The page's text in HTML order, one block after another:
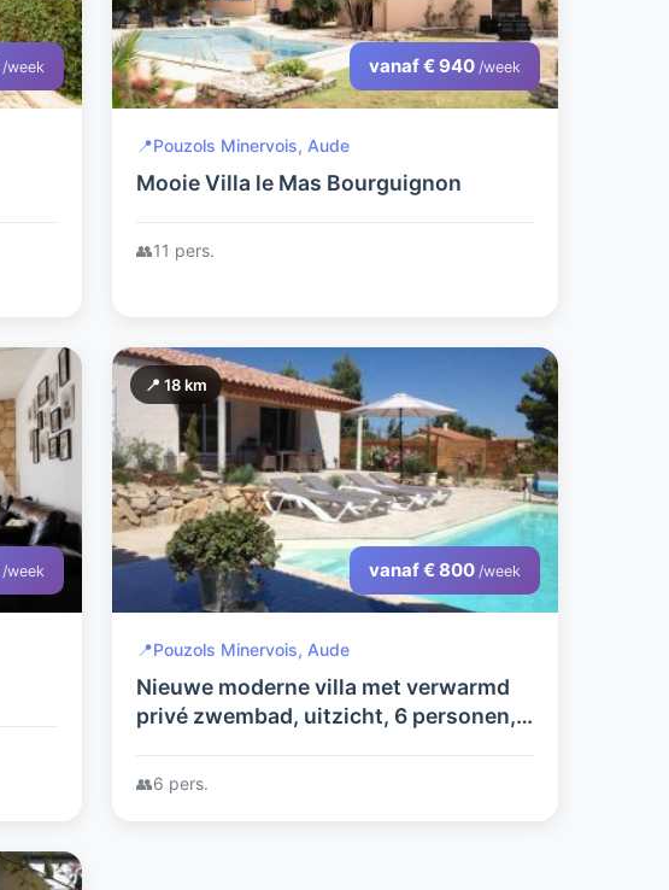
/week vanaf € 940 /week
📍Pouzols Minervois, Aude
Mooie Villa le Mas Bourguignon
👥11 pers.
/week
📍 18 km
vanaf € 800 /week
📍Pouzols Minervois, Aude
Nieuwe moderne villa met verwarmd
privé zwembad, uitzicht, 6 personen, 2
👥6 pers.